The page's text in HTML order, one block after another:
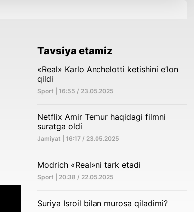
Tavsiya etamiz
«Real» Karlo Anchelotti ketishini e’lon
qildi
Sport | 16:55 / 23.05.2025
Netflix Amir Temur haqidagi filmni
suratga oldi
Jamiyat | 16:17 / 23.05.2025
Modrich «Real»ni tark etadi
Sport | 20:38 / 22.05.2025
Suriya Isroil bilan murosa qiladimi?